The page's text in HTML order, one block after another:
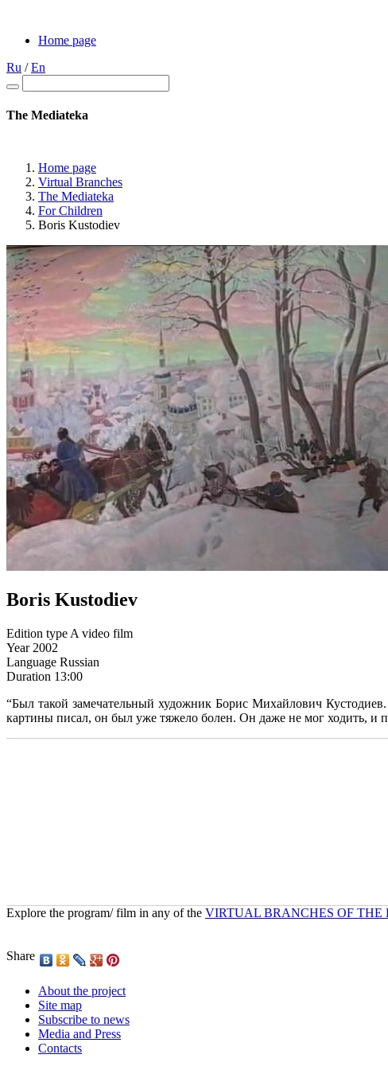
Home page
Ru /En
The Mediateka
Home page
Virtual Branches
The Mediateka
For Children
Boris Kustodiev
Boris Kustodiev
Edition type A video film
Year 2002
Language Russian
Duration 13:00
“Был такой замечательный художник Борис Михайлович
картины писал, он был уже тяжело болен. Он даже не мог ходить, и
Explore the program/ film in any of the VIRTUAL BRANCHES OF THE
Share
About the project
Site map
Subscribe to news
Media and Press
Contacts